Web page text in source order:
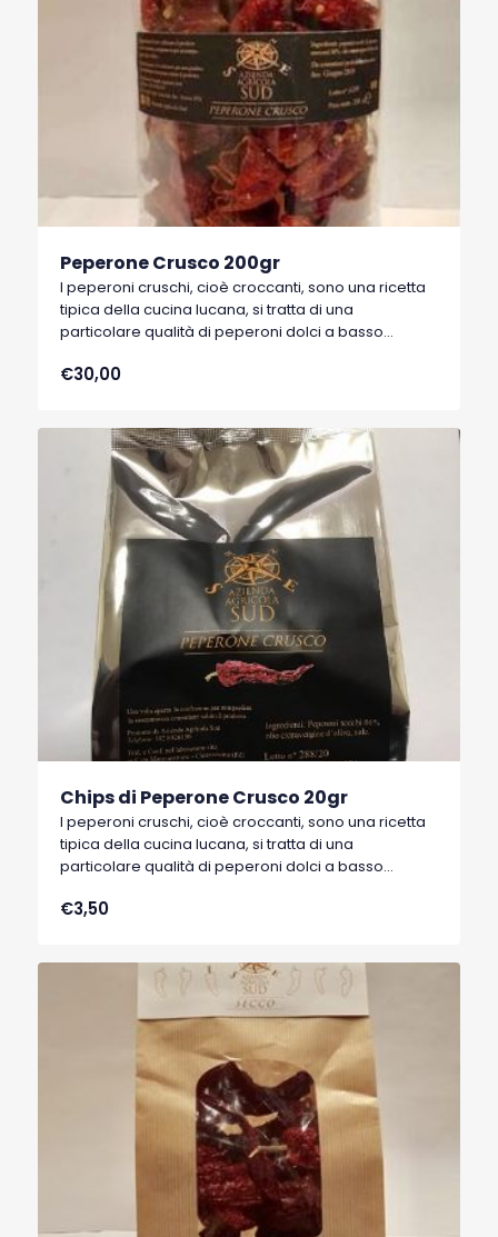
Peperone Crusco 200gr
I peperoni cruschi, cioè croccanti, sono una ricetta
tipica della cucina lucana, si tratta di una
particolare qualità di peperoni dolci a basso
Basilicata, che hanno ottenuto nel 1996 il marchio
€30,00
Chips di Peperone Crusco 20gr
I peperoni cruschi, cioè croccanti, sono una ricetta
tipica della cucina lucana, si tratta di una
particolare qualità di peperoni dolci a basso
Basilicata, che hanno ottenuto nel 1996 il marchio
€3,50